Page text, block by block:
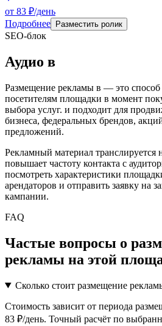
от 83 ₽/день
Подробнее
Разместить ролик
SEO-блок
Аудио в
Размещение рекламы в — это способ
посетителям площадки в момент
выбора услуг. и подходит для
бизнеса, федеральных брендов,
предложений.
Рекламный материал транслируется
повышает частоту контакта с
посмотреть характеристики
арендаторов и отправить заявку на
кампании.
FAQ
Частые вопросы о
рекламы на этой
Сколько стоит размещение
Стоимость зависит от периода
83 ₽/день. Точный расчёт по